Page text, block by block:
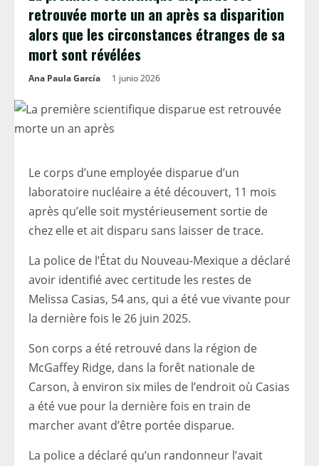
retrouvée morte un an après sa disparition
alors que les circonstances étranges de sa
mort sont révélées
Ana Paula García 1 junio 2026
Le corps d’une employée disparue d’un
laboratoire nucléaire a été découvert, 11 mois
après qu’elle soit mystérieusement sortie de
chez elle et ait disparu sans laisser de trace.
La police de l’État du Nouveau-Mexique a déclaré
avoir identifié avec certitude les restes de
Melissa Casias, 54 ans, qui a été vue vivante pour
la dernière fois le 26 juin 2025.
Son corps a été retrouvé dans la région de
McGaffey Ridge, dans la forêt nationale de
Carson, à environ six miles de l’endroit où Casias
a été vue pour la dernière fois en train de
marcher avant d’être portée disparue.
La police a déclaré qu’un randonneur l’avait